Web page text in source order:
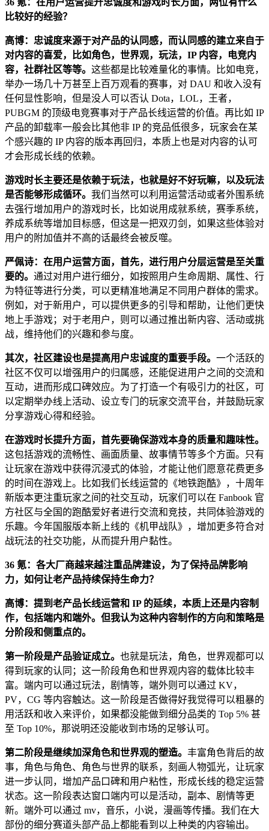
比较好的经验？
高博：忠诚度来源于对产品的认同感，而认同感的建立来自于
对内容的喜爱，比如角色，世界观，玩法，IP 内容，电竞内
容，社群社区等等。 这些都是比较难量化的事情。比如电竞，
举办一场几十万甚至上百万观看的赛事，对 DAU 和收入没有
任何显性影响，但是没人可以否认 Dota，LOL，王者，
PUBGM 的顶级电竞赛事对于产品长线运营的价值。再比如 IP
产品的卸载率一般会比其他非 IP 的竞品低很多，玩家会在某
个感兴趣的 IP 内容的版本再回归，本质上也是对内容的认可
才会形成长线的依赖。
游戏时长主要还是依赖于玩法，也就是好不好玩嘛，以及玩法
是否能够形成循环。 我们当然可以利用运营活动或者外围系统
去强行增加用户的游戏时长，比如说用成就系统，赛季系统，
养成系统等增加目标感，但这是一把双刃剑，如果这些体验对
用户的附加值并不高的话最终会被反噬。
严佩诗：在用户运营方面，首先，进行用户分层运营是至关重
要的。 通过对用户进行细分，如按照用户生命周期、属性、行
为特征等进行分类，可以更精准地满足不同用户群体的需求。
例如，对于新用户，可以提供更多的引导和帮助，让他们更快
地上手游戏；对于老用户，则可以通过推出新内容、活动或挑
战，维持他们的兴趣和参与度。
其次，社区建设也是提高用户忠诚度的重要手段。 一个活跃的
社区不仅可以增强用户的归属感，还能促进用户之间的交流和
互动，进而形成口碑效应。为了打造一个有吸引力的社区，可
以定期举办线上活动、设立专门的玩家交流平台，并鼓励玩家
分享游戏心得和经验。
在游戏时长提升方面，首先要确保游戏本身的质量和趣味性。
这包括游戏的流畅性、画面质量、故事情节等多个方面。只有
让玩家在游戏中获得沉浸式的体验，才能让他们愿意花费更多
的时间在游戏上。比如我们长线运营的《地铁跑酷》，十周年
新版本更注重玩家之间的社交互动，玩家们可以在 Fanbook 官
方社区与全国的跑酷爱好者进行交流和竞技，共同体验游戏的
乐趣。今年国服版本新上线的《机甲战队》，增加更多符合对
战玩法的社交功能，从而提升用户黏性。
36 氪：各大厂商越来越注重品牌建设，为了保持品牌影响
力，如何让老产品持续保持生命力？
高博：提到老产品长线运营和 IP 的延续，本质上还是内容制
作，包括端内和端外。但我认为这种内容制作的方向和策略是
分阶段和侧重点的。
第一阶段是产品验证成立。 也就是玩法，角色，世界观都可以
得到玩家的认同；这一阶段角色和世界观内容的载体比较丰
富。端内可以通过玩法，剧情等，端外则可以通过 KV，
PV，CG 等内容触达。这一阶段是否做得好我觉得可以粗暴的
用活跃和收入来评价，如果都没能做到细分品类的 Top 5% 甚
至 Top 10%，那说明还没能收到市场的足够认可。
第二阶段是继续加深角色和世界观的塑造。 丰富角色背后的故
事，角色与角色、角色与世界的联系，刻画人物弧光，让玩家
进一步认同，增加产品口碑和用户粘性，形成长线的稳定运营
状态。这一阶段表达窗口端内可以是活动，副本、剧情等更
新。端外可以通过 mv，音乐，小说，漫画等传播。我们在大
部份的细分赛道头部产品上都能看到以上种类的内容输出。